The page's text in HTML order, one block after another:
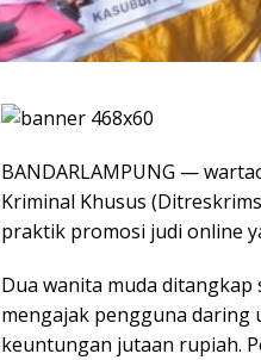
BANDARLAMPUNG —
Kriminal Khusus
praktik promosi judi online
Dua wanita muda
mengajak pengguna daring
keuntungan jutaan rupiah.